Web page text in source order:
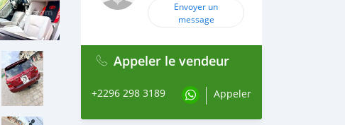
Envoyer un
message
Appeler le vendeur
+2296 298 3189 Appeler